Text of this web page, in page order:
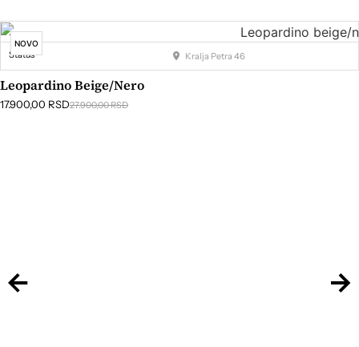
NOVO
Status Kralja Petra 46
Leopardino Beige/nero
27.900,00RSD
17.900,00 RSD